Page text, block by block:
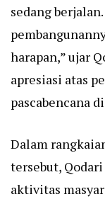
sedang
harapan,” ujar
apresiasi atas
pascabencana
Dalam
tersebut,
aktivitas